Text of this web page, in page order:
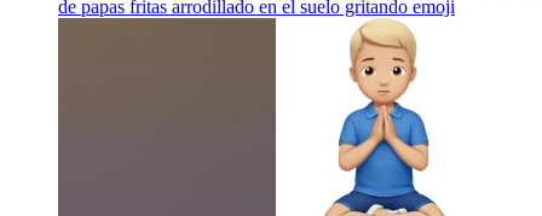
de papas fritas arrodillado en el suelo gritando emoji